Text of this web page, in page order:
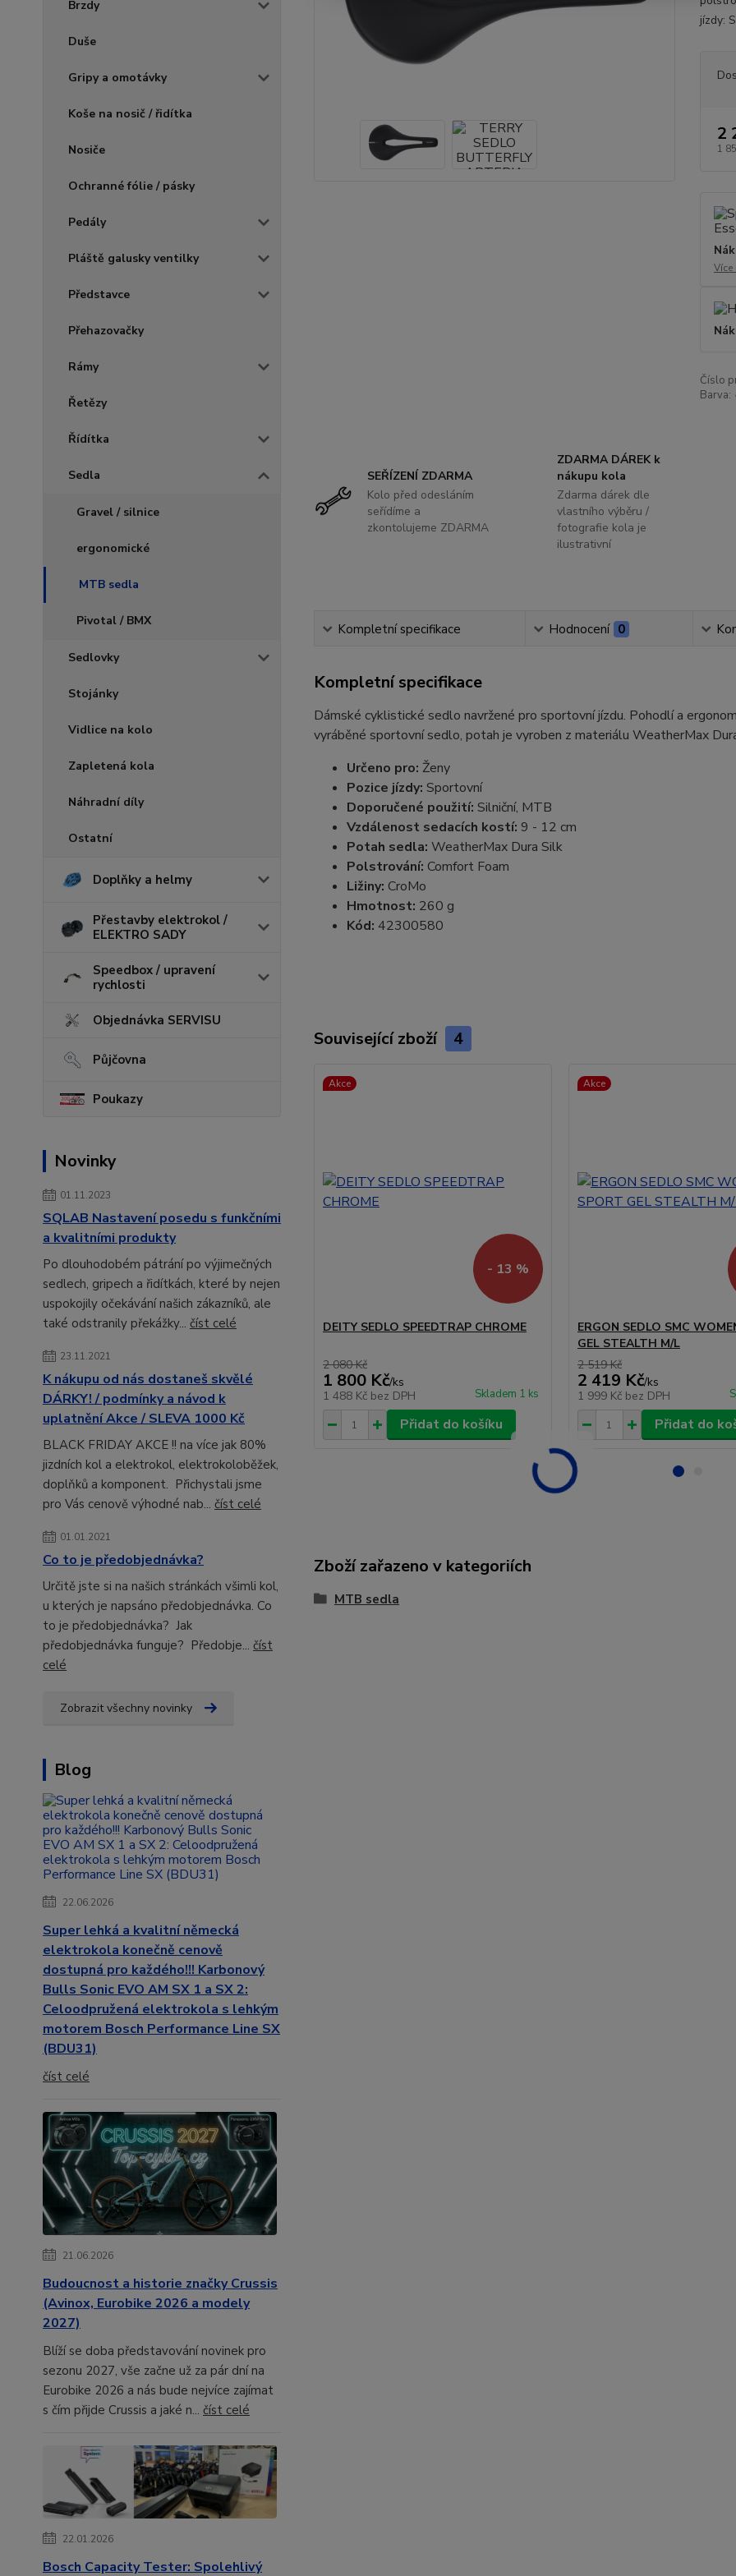
Brzdy
Duše
Gripy a omotávky
Koše na nosič / řidítka
Nosiče
Ochranné fólie / pásky
Pedály
Pláště galusky ventilky
Představce
Přehazovačky
Rámy
Řetězy
Řídítka
Sedla
Gravel / silnice
ergonomické
MTB sedla
Pivotal / BMX
Sedlovky
Stojánky
Vidlice na kolo
Zapletená kola
Náhradní díly
Ostatní
Doplňky a helmy
Přestavby elektrokol /
ELEKTRO SADY
Speedbox / upravení
rychlosti
Objednávka SERVISU
Půjčovna
Poukazy
Novinky
01.11.2023
SQLAB Nastavení posedu s funkčními
a kvalitními produkty
Po dlouhodobém pátrání po výjimečných
sedlech, gripech a řidítkách, které by nejen
uspokojily očekávání našich zákazníků, ale
také odstranily překážky... číst celé
23.11.2021
K nákupu od nás dostaneš skvělé
DÁRKY! / podmínky a návod k
uplatnění Akce / SLEVA 1000 Kč
BLACK FRIDAY AKCE !! na více jak 80%
jizdních kol a elektrokol, elektrokoloběžek,
doplňků a komponent. Přichystali jsme
pro Vás cenově výhodné nab... číst celé
01.01.2021
Co to je předobjednávka?
Určitě jste si na našich stránkách všimli kol,
u kterých je napsáno předobjednávka. Co
to je předobjednávka? Jak
předobjednávka funguje? Předobje... číst
celé
Zobrazit všechny novinky
Blog
22.06.2026
Super lehká a kvalitní německá
elektrokola konečně cenově
dostupná pro každého!!! Karbonový
Bulls Sonic EVO AM SX 1 a SX 2:
Celoodpružená elektrokola s lehkým
motorem Bosch Performance Line SX
(BDU31)
číst celé
21.06.2026
Budoucnost a historie značky Crussis
(Avinox, Eurobike 2026 a modely
2027)
Blíží se doba představování novinek pro
sezonu 2027, vše začne už za pár dní na
Eurobike 2026 a nás bude nejvíce zajímat
s čím přijde Crussis a jaké n... číst celé
22.01.2026
Bosch Capacity Tester: Spolehlivý
jízdy:
2
1
Číslo
Barva:
SEŘÍZENÍ ZDARMA
Kolo před odesláním
seřídíme a
zkontolujeme ZDARMA
ZDARMA DÁREK k
nákupu kola
Zdarma dárek dle
vlastního výběru /
fotografie kola je
ilustrativní
Kompletní specifikace Hodnocení 0
Kompletní specifikace
Dámské cyklistické sedlo navržené pro sportovní jízdu. Pohodlí a
vyráběné sportovní sedlo, potah je vyroben z materiálu WeatherMax
Určeno pro: Ženy
Pozice jízdy: Sportovní
Doporučené použití: Silniční, MTB
Vzdálenost sedacích kostí: 9 - 12 cm
Potah sedla: WeatherMax Dura Silk
Polstrování: Comfort Foam
Ližiny: CroMo
Hmotnost: 260 g
Kód: 42300580
Související zboží 4
Akce
- 13 %
DEITY SEDLO SPEEDTRAP CHROME
2 080 Kč
1 800 Kč/ks
1 488 Kč bez DPH Skladem 1 ks
Přidat do košíku
Akce
ERGON SEDLO SMC
GEL STEALTH M/L
2 519 Kč
2 419 Kč/ks
1 999 Kč bez DPH
Přidat do
Zboží zařazeno v kategoriích
MTB sedla